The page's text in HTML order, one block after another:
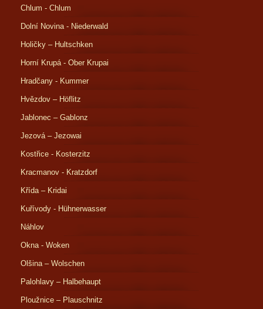
Chlum - Chlum
Dolní Novina - Niederwald
Holičky – Hultschken
Horní Krupá - Ober Krupai
Hradčany - Kummer
Hvězdov – Höflitz
Jablonec – Gablonz
Jezová – Jezowai
Kostřice - Kosterzitz
Kracmanov - Kratzdorf
Křída – Kridai
Kuřívody - Hühnerwasser
Náhlov
Okna - Woken
Olšina – Wolschen
Palohlavy – Halbehaupt
Ploužnice – Plauschnitz